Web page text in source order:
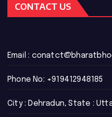
CONTACT US
Email :
Phone No: +919412948185
City : Dehradun, State :